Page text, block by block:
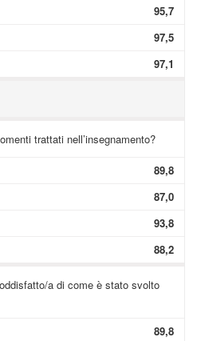
95,7
97,5
97,1
trattati nell’insegnamento?
89,8
87,0
93,8
88,2
a di come è stato svolto
89,8